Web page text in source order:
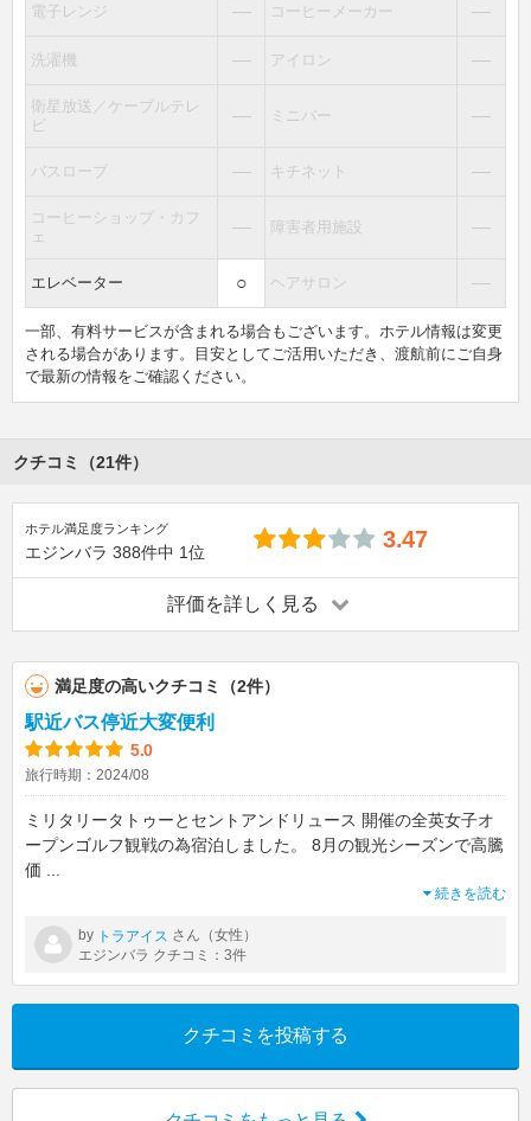
電子レンジ ― コーヒーメーカー ―
洗濯機 ― アイロン ―
衛星放送／ケーブルテレ
ビ
― ミニバー ―
バスローブ ― キチネット ―
コーヒーショップ・カフ
ェ
― 障害者用施設 ―
エレベーター ○ ヘアサロン ―
一部、有料サービスが含まれる場合もございます。ホテル情報は変更
される場合があります。目安としてご活用いただき、渡航前にご自身
で最新の情報をご確認ください。
クチコミ（21件）
ホテル満足度ランキング
エジンバラ 388件中 1位 3.47
評価を詳しく見る
満足度の高いクチコミ（2件）
駅近バス停近大変便利
5.0
旅行時期：2024/08
ミリタリータトゥーとセントアンドリュース 開催の全英女子オ
ープンゴルフ観戦の為宿泊しました。 8月の観光シーズンで高騰
価
続きを読む
by トラアイス さん（女性）
エジンバラ クチコミ：3件
クチコミを投稿する